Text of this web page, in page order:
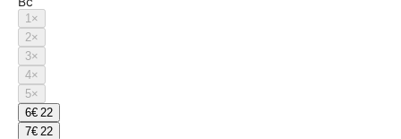
1×
2×
3×
4×
5×
6€ 22
7€ 22